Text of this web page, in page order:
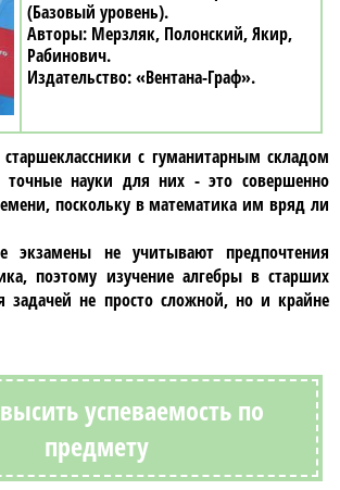
(Базовый уровень)
Мерзляк, Полонский, Якир,
Рабинович
«Вентана-Граф»
с гуманитарным складом
точные науки для них - это совершенно
поскольку в математика им вряд ли
экзамены не учитывают предпочтения
поэтому изучение алгебрыв старших
задачей не просто сложной, но и крайне
успеваемость по
предмету